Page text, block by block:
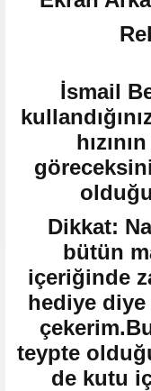
İsmail
Dikkat:
bütün
içeriğinde
hediye
teypte
de kutu